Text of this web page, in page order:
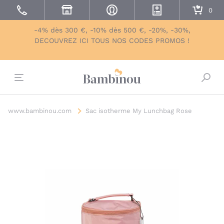
-4% dès 300 €, -10% dès 500 €, -20%, -30%,
DECOUVREZ ICI TOUS NOS CODES PROMOS !
www.bambinou.com Sac isotherme My Lunchbag Rose